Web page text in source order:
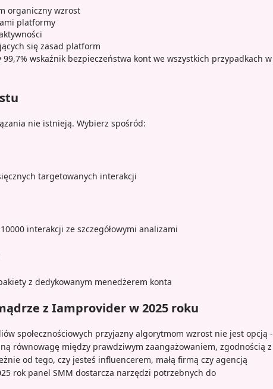
organiczny wzrost
platformy
się zasad platform
wskaźnik bezpieczeństwa kont we wszystkich przypadkach w
nie istnieją. Wybierz spośród:
targetowanych interakcji
interakcji ze szczegółowymi analizami
z dedykowanym menedżerem konta
z Iamprovider w 2025 roku
społecznościowych przyjazny algorytmom wzrost nie jest opcją -
równowagę między prawdziwym zaangażowaniem, zgodnością z
od tego, czy jesteś influencerem, małą firmą czy agencją
rok panel SMM dostarcza narzędzi potrzebnych do